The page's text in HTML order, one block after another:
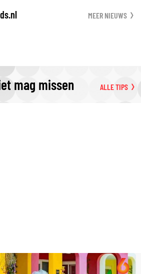
MEER NIEUWS
mag missen ALLE TIPS